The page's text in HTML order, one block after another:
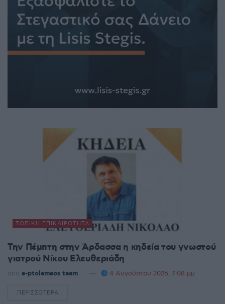
ΤΟΠΙΚΉ ΕΠΙΚΑΙΡΌΤΗΤΑ
Την Πέμπτη στην Άρδασσα η κηδεία του γνωστού
γιατρού Νίκου Ελευθεριάδη
από e-ptolemeos team 4 Αυγούστου 2026, 7:08 μμ
ΠΕΡΙΣΣΌΤΕΡΑ